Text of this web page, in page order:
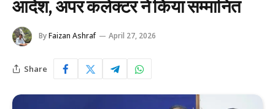
आदेश, अपर कलेक्टर ने किया सम्मानित
ByFaizan Ashraf April 27, 2026
Share